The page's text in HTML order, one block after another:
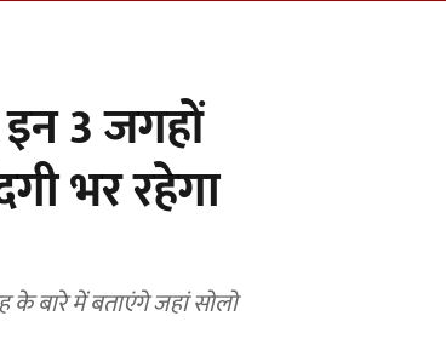
3 जगहों
भर रहेगा
बारे में बताएंगे जहां सोलो